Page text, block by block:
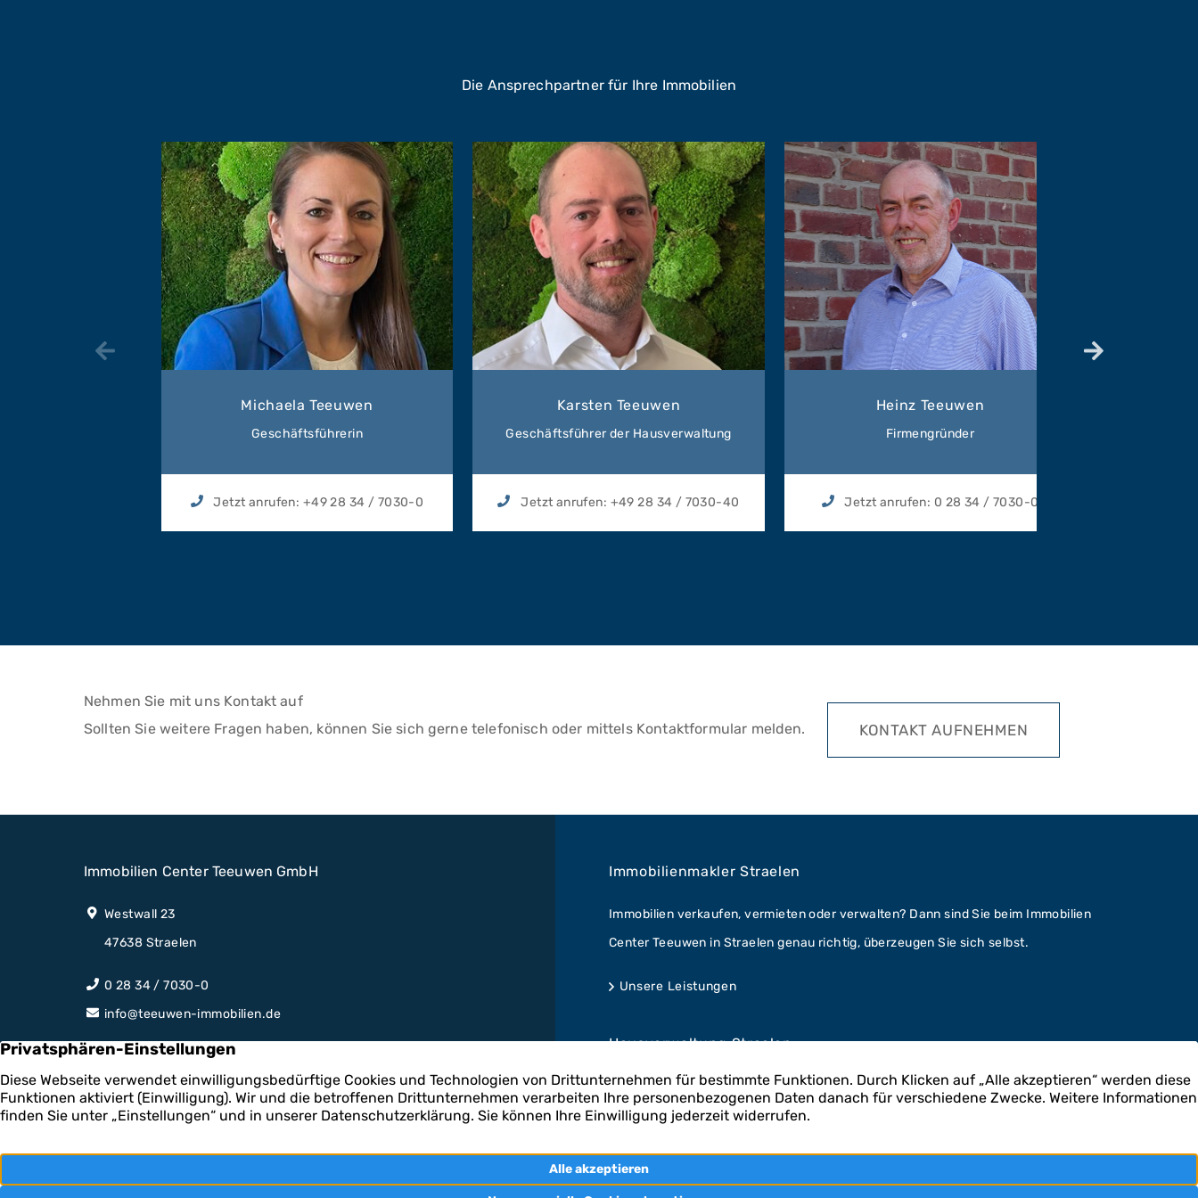
Die Ansprechpartner für Ihre Immobilien
Michaela Teeuwen
Geschäftsführerin
Jetzt anrufen: +49 28 34 / 7030-0
Karsten Teeuwen
Geschäftsführer der Hausverwaltung
Jetzt anrufen: +49 28 34 / 7030-40
Heinz Teeuwen
Firmengründer
Jetzt anrufen: 0 28 34 / 7030-0
Nehmen Sie mit uns Kontakt auf
Sollten Sie weitere Fragen haben, können Sie sich gerne telefonisch oder mittels Kontaktformular melden.
KONTAKT AUFNEHMEN
Immobilien Center Teeuwen GmbH
Westwall 23
47638 Straelen
0 28 34 / 7030-0
info@teeuwen-immobilien.de
Mo - Do: 9:00 - 12:00 Uhr / 14:30 - 17:00 Uhr,
Fr: 08:00 - 13:00 Uhr,
weitere Termine nach Absprache
Immobilienmakler Straelen
Immobilien verkaufen, vermieten oder verwalten? Dann sind Sie beim Immobilien
Center Teeuwen in Straelen genau richtig, überzeugen Sie sich selbst.
Unsere Leistungen
Hausverwaltung Straelen
Im Bereich der Hausverwaltung kooperieren wir mit der Teeuwen Hausverwaltungs
GmbH. Fachkundig für Ihre Immobilien.
Zur Hausverwaltung